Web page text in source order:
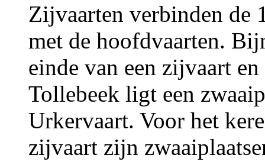
Zijvaarten verbinden de
met de hoofdvaarten.
einde van een zijvaart
Tollebeek ligt een
Urkervaart. Voor het
zijvaart zijn